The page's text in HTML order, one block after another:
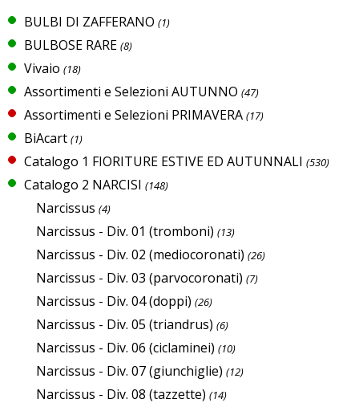
BULBI DI ZAFFERANO (1)
BULBOSE RARE (8)
Vivaio (18)
Assortimenti e Selezioni AUTUNNO (47)
Assortimenti e Selezioni PRIMAVERA (17)
BiAcart (1)
Catalogo 1 FIORITURE ESTIVE ED AUTUNNALI (530)
Catalogo 2 NARCISI (148)
Narcissus (4)
Narcissus - Div. 01 (tromboni) (13)
Narcissus - Div. 02 (mediocoronati) (26)
Narcissus - Div. 03 (parvocoronati) (7)
Narcissus - Div. 04 (doppi) (26)
Narcissus - Div. 05 (triandrus) (6)
Narcissus - Div. 06 (ciclaminei) (10)
Narcissus - Div. 07 (giunchiglie) (12)
Narcissus - Div. 08 (tazzette) (14)